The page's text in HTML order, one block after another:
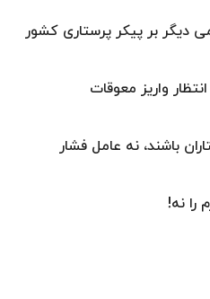
دیگر بر پیکر پرستاری کشور
واریز معوقات
باشند، نه عامل فشار
را نه!